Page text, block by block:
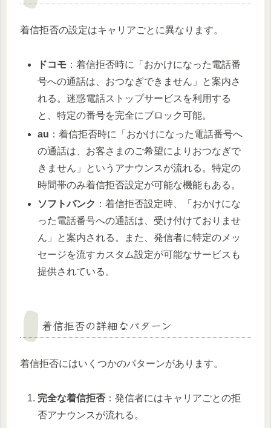
着信拒否の設定はキャリアごとに異なります。
ドコモ ：着信拒否時に「おかけになった電話番
号への通話は、おつなぎできません」と案内さ
れる。迷惑電話ストップサービスを利用する
と、特定の番号を完全にブロック可能。
au ：着信拒否時に「おかけになった電話番号へ
の通話は、お客さまのご希望によりおつなぎで
きません」というアナウンスが流れる。特定の
時間帯のみ着信拒否設定が可能な機能もある。
ソフトバンク ：着信拒否設定時、「おかけにな
った電話番号への通話は、受け付けておりませ
ん」と案内される。また、発信者に特定のメッ
セージを流すカスタム設定が可能なサービスも
提供されている。
着信拒否の詳細なパターン
着信拒否にはいくつかのパターンがあります。
完全な着信拒否：発信者にはキャリアごとの拒
否アナウンスが流れる。